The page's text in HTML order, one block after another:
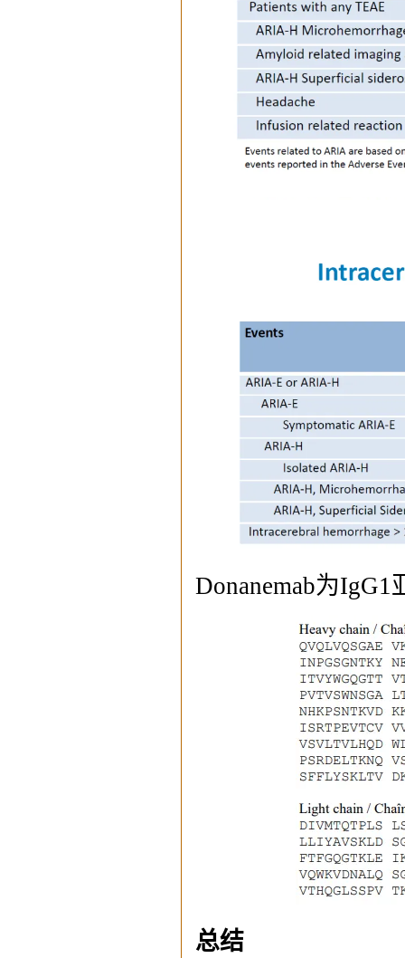
Donanemab为
总结